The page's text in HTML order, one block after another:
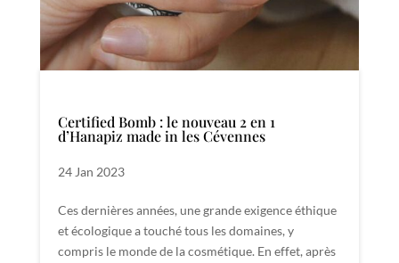
Certified Bomb : le nouveau 2 en 1
d’Hanapiz made in les Cévennes
24 Jan 2023
Ces dernières années, une grande exigence éthique
et écologique a touché tous les domaines, y
compris le monde de la cosmétique. En effet, après